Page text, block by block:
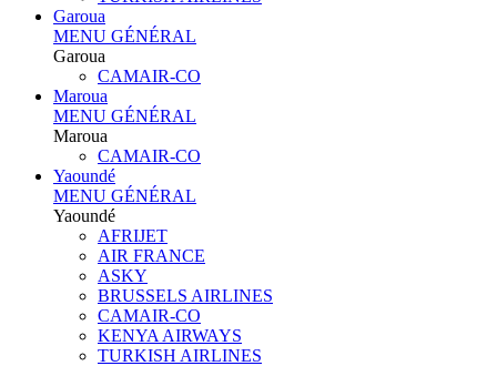
Garoua
MENU GÉNÉRAL
Garoua
CAMAIR-CO
Maroua
MENU GÉNÉRAL
Maroua
CAMAIR-CO
Yaoundé
MENU GÉNÉRAL
Yaoundé
AFRIJET
AIR FRANCE
ASKY
BRUSSELS AIRLINES
CAMAIR-CO
KENYA AIRWAYS
TURKISH AIRLINES